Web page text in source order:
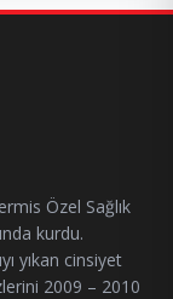
Özel Sağlık
kurdu.
yıkan cinsiyet
2009 – 2010